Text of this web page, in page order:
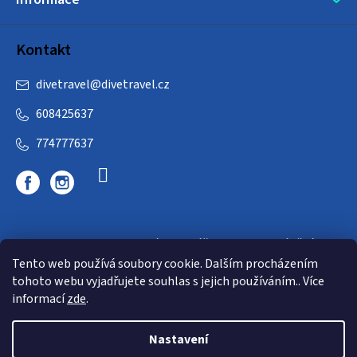
Tento web používá soubory cookie. Dalším procházením
tohoto webu vyjadřujete souhlas s jejich používáním.. Více
informacízde.
Nastavení
Kontakt
divetravel@divetravel.cz
608425637
774777637
DIVETRAVEL - cestovní kancelář - cesty za potápěním